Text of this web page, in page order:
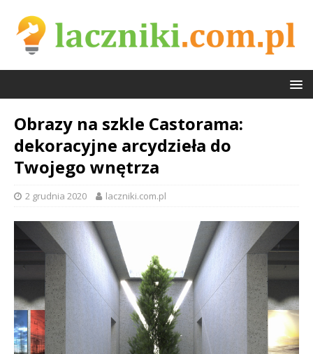
Obrazy na szkle Castorama:
dekoracyjne arcydzieła do
Twojego wnętrza
2 grudnia 2020 laczniki.com.pl